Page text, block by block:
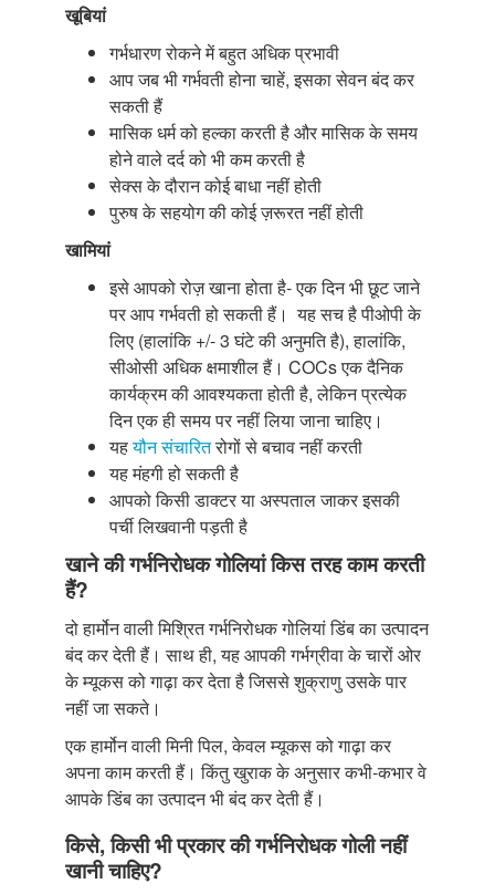
खूबियां
गर्भधारण रोकने में बहुत अधिक प्रभावी
आप जब भी गर्भवती होना चाहें, इसका सेवन बंद कर
सकती हैं
मासिक धर्म को हल्का करती है और मासिक के समय
होने वाले दर्द को भी कम करती है
सेक्स के दौरान कोई बाधा नहीं होती
पुरुष के सहयोग की कोई ज़रूरत नहीं होती
खामियां
इसे आपको रोज़ खाना होता है- एक दिन भी छूट जाने
पर आप गर्भवती हो सकती हैं। यह सच है पीओपी के
लिए (हालांकि +/- 3 घंटे की अनुमति है), हालांकि,
सीओसी अधिक क्षमाशील हैं। COCs एक दैनिक
कार्यक्रम की आवश्यकता होती है, लेकिन प्रत्येक
दिन एक ही समय पर नहीं लिया जाना चाहिए।
यहयौन संचारितरोगों से बचाव नहीं करती
यह मंहगी हो सकती है
आपको किसी डाक्टर या अस्पताल जाकर इसकी
पर्ची लिखवानी पड़ती है
खाने की गर्भनिरोधक गोलियां किस तरह काम करती
हैं?
दो हार्मोन वाली मिश्रित गर्भनिरोधक गोलियां डिंब का उत्पादन
बंद कर देती हैं। साथ ही, यह आपकी गर्भग्रीवा के चारों ओर
के म्यूकस को गाढ़ा कर देता है जिससे शुक्राणु उसके पार
नहीं जा सकते।
एक हार्मोन वाली मिनी पिल, केवल म्यूकस को गाढ़ा कर
अपना काम करती हैं। किंतु खुराक के अनुसार कभी-कभार वे
आपके डिंब का उत्पादन भी बंद कर देती हैं।
किसे, किसी भी प्रकार की गर्भनिरोधक गोली नहीं
खानी चाहिए?